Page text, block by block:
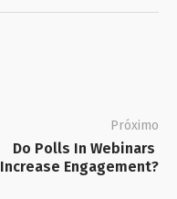
Próximo
Do Polls In Webinars
Increase Engagement?